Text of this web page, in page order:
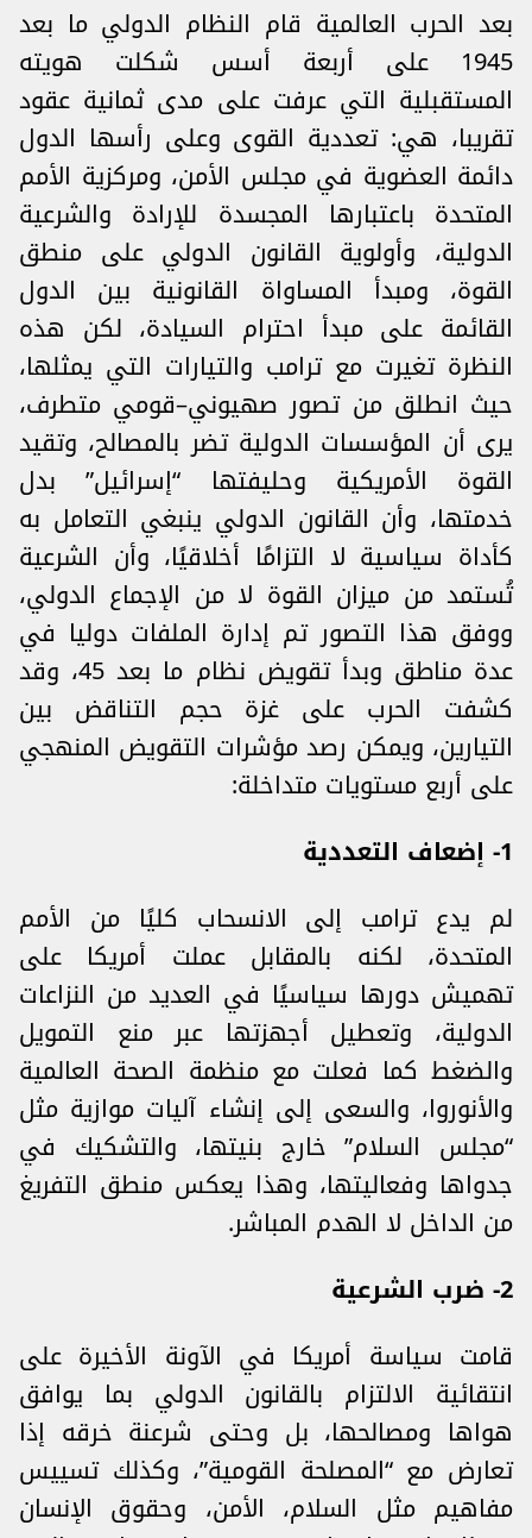
بعد الحرب العالمية قام النظام الدولي ما بعد
1945 على أربعة أسس شكلت هويته
المستقبلية التي عرفت على مدى ثمانية عقود
تقريبا، هي: تعددية القوى وعلى رأسها الدول
دائمة العضوية في مجلس الأمن، ومركزية الأمم
المتحدة باعتبارها المجسدة للإرادة والشرعية
الدولية، وأولوية القانون الدولي على منطق
القوة، ومبدأ المساواة القانونية بين الدول
القائمة على مبدأ احترام السيادة، لكن هذه
النظرة تغيرت مع ترامب والتيارات التي يمثلها،
حيث انطلق من تصور صهيوني–قومي متطرف،
يرى أن المؤسسات الدولية تضر بالمصالح، وتقيد
القوة الأمريكية وحليفتها “إسرائيل” بدل
خدمتها، وأن القانون الدولي ينبغي التعامل به
كأداة سياسية لا التزامًا أخلاقيًا، وأن الشرعية
تُستمد من ميزان القوة لا من الإجماع الدولي،
ووفق هذا التصور تم إدارة الملفات دوليا في
عدة مناطق وبدأ تقويض نظام ما بعد 45، وقد
كشفت الحرب على غزة حجم التناقض بين
التيارين، ويمكن رصد مؤشرات التقويض المنهجي
على أربع مستويات متداخلة:
1- إضعاف التعددية
لم يدع ترامب إلى الانسحاب كليًا من الأمم
المتحدة، لكنه بالمقابل عملت أمريكا على
تهميش دورها سياسيًا في العديد من النزاعات
الدولية، وتعطيل أجهزتها عبر منع التمويل
والضغط كما فعلت مع منظمة الصحة العالمية
والأنوروا، والسعى إلى إنشاء آليات موازية مثل
“مجلس السلام” خارج بنيتها، والتشكيك في
جدواها وفعاليتها، وهذا يعكس منطق التفريغ
من الداخل لا الهدم المباشر.
2- ضرب الشرعية
قامت سياسة أمريكا في الآونة الأخيرة على
انتقائية الالتزام بالقانون الدولي بما يوافق
هواها ومصالحها، بل وحتى شرعنة خرقه إذا
تعارض مع “المصلحة القومية”، وكذلك تسييس
مفاهيم مثل السلام، الأمن، وحقوق الإنسان